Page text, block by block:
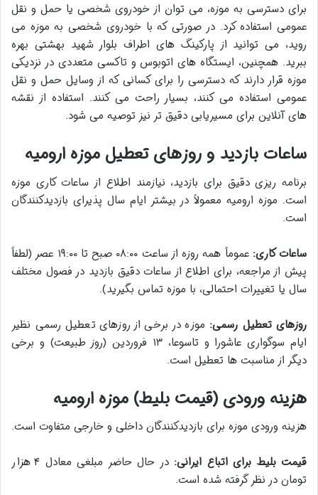
برای دسترسی به موزه، می توان از خودروی شخصی یا حمل و نقل
عمومی استفاده کرد. در صورتی که با خودروی شخصی به موزه می
روید، می توانید از پارکینگ های اطراف بلوار شهید بهشتی بهره
ببرید. همچنین، ایستگاه های اتوبوس و تاکسی متعددی در نزدیکی
موزه قرار دارند که دسترسی را برای کسانی که از وسایل حمل و نقل
عمومی استفاده می کنند، بسیار راحت می کنند. استفاده از نقشه
های آنلاین برای مسیریابی دقیق تر نیز توصیه می شود.
ساعات بازدید و روزهای تعطیل موزه ارومیه
برنامه ریزی دقیق برای بازدید، نیازمند اطلاع از ساعات کاری موزه
است. موزه ارومیه معمولاً در بیشتر ایام سال پذیرای بازدیدکنندگان
است.
ساعات کاری:
عموماً همه روزه از ساعت ۰۸:۰۰ صبح تا ۱۹:۰۰ عصر (لطفاً
پیش از مراجعه، برای اطلاع از ساعات دقیق بازدید در فصول مختلف
سال یا تغییرات احتمالی، با موزه تماس بگیرید).
روزهای تعطیل رسمی: موزه در برخی از روزهای تعطیل رسمی نظیر
ایام سوگواری عاشورا و تاسوعا، ۱۳ فروردین (روز طبیعت) و برخی
دیگر از مناسبت ها تعطیل است.
هزینه ورودی (قیمت بلیط) موزه ارومیه
هزینه ورودی موزه برای بازدیدکنندگان داخلی و خارجی متفاوت است.
قیمت بلیط برای اتباع ایرانی:
در حال حاضر مبلغی معادل ۴ هزار
تومان در نظر گرفته شده است.